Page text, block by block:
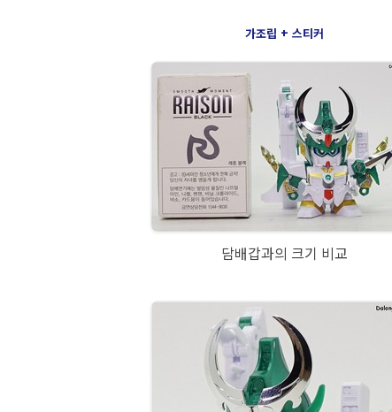
가조립 + 스티커
담배갑과의 크기 비교